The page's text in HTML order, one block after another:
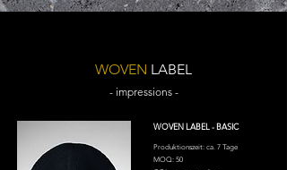
WOVEN LABEL
- impressions -
WOVEN LABEL - BASIC
Produktionszeit: ca. 7 Tage
MOQ: 50